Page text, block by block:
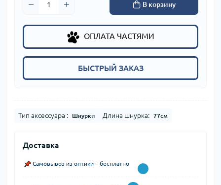
В корзину
ОПЛАТА ЧАСТЯМИ
БЫСТРЫЙ ЗАКАЗ
Тип аксессуара : Шнурки Длина шнурка: 77см
Доставка
Самовывоз из оптики – бесплатно